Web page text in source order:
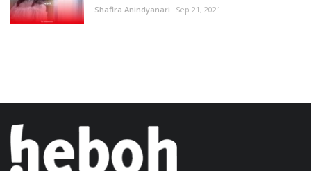
Shafira Anindyanari Sep 21, 2021